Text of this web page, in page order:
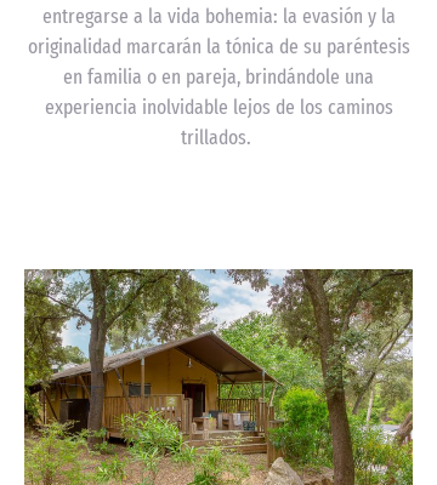
entregarse a la vida bohemia: la evasión y la
originalidad marcarán la tónica de su paréntesis
en familia o en pareja, brindándole una
experiencia inolvidable lejos de los caminos
trillados.